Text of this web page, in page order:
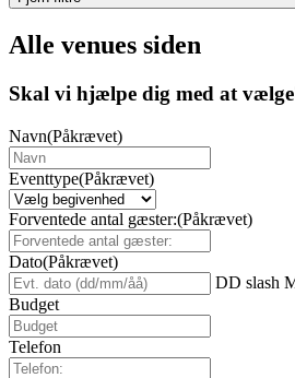
Alle venues siden
Skal vi hjælpe dig med at
Navn(Påkrævet)
Eventtype(Påkrævet)
Forventede antal gæster:(Påkrævet)
Dato(Påkrævet)
DD slash
Budget
Telefon